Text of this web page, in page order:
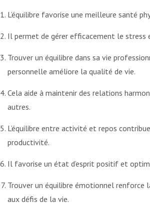
L’équilibre favorise une meilleure santé
Il permet de gérer efficacement le stress
Trouver un équilibre dans sa vie
personnelle améliore la qualité de vie.
Cela aide à maintenir des relations
autres.
L’équilibre entre activité et repos
productivité.
Il favorise un état d’esprit positif et
Trouver un équilibre émotionnel renforce
aux défis de la vie.